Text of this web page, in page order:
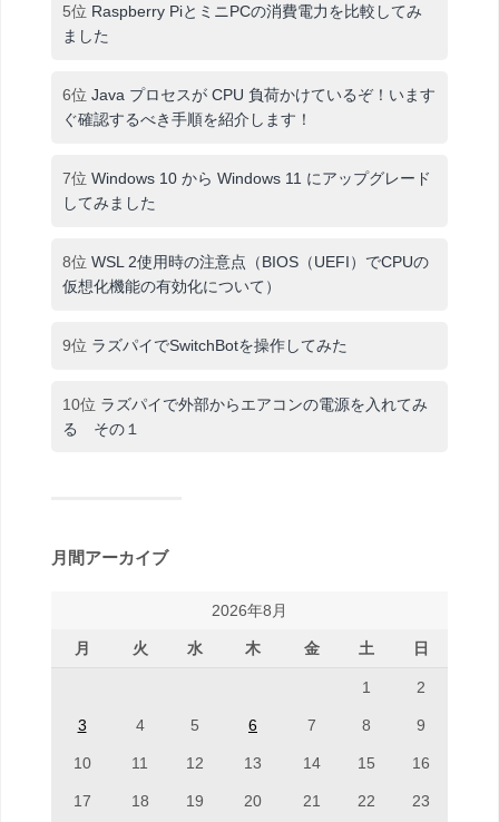
5位 Raspberry PiとミニPCの消費電力を比較してみ
ました
6位 Java プロセスが CPU 負荷かけているぞ！います
ぐ確認するべき手順を紹介します！
7位 Windows 10 から Windows 11 にアップグレード
してみました
8位 WSL 2使用時の注意点（BIOS（UEFI）でCPUの
仮想化機能の有効化について）
9位 ラズパイでSwitchBotを操作してみた
10位 ラズパイで外部からエアコンの電源を入れてみ
る その１
月間アーカイブ
2026年8月
月 火 水 木 金 土 日
1 2
3 4 5 6 7 8 9
10 11 12 13 14 15 16
17 18 19 20 21 22 23